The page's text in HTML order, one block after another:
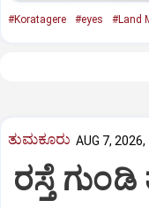
#Koratagere #eyes #Land
ತುಮಕೂರು AUG 7,
ರಸ್ತೆ